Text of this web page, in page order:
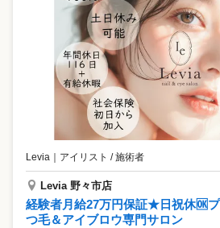
Levia アイリスト / 施術者
Levia 野々市店
経験者月給27万円保証★日祝休🆗
つ毛＆アイブロウ専門サロン